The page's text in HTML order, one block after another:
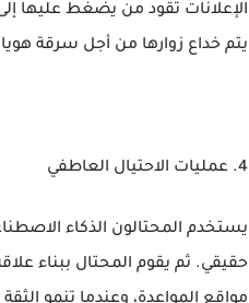
الإعلانات تقود من يضغط عليها
يتم خداع زوارها من أجل سرقة
4. عمليات الاحتيال العاطفي
يستخدم المحتالون الذكاء
حقيقي. ثم يقوم المحتال ببناء
مواقع المواعدة، وعندما تنمو